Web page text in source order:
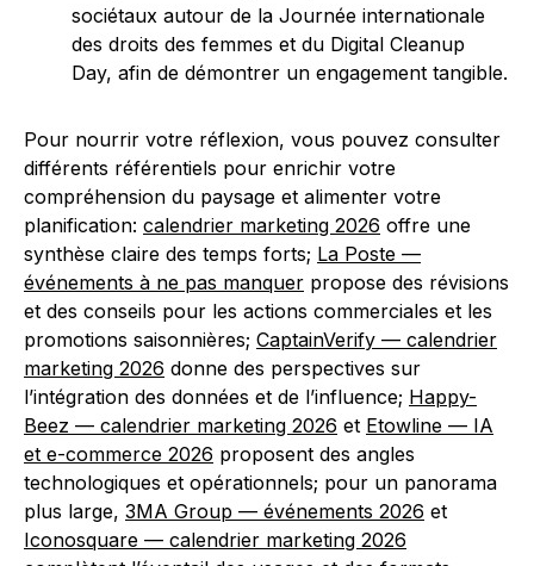
sociétaux autour de la Journée internationale
des droits des femmes et du Digital Cleanup
Day, afin de démontrer un engagement tangible.
Pour nourrir votre réflexion, vous pouvez consulter
différents référentiels pour enrichir votre
compréhension du paysage et alimenter votre
planification: calendrier marketing 2026 offre une
synthèse claire des temps forts; La Poste —
événements à ne pas manquer propose des révisions
et des conseils pour les actions commerciales et les
promotions saisonnières; CaptainVerify — calendrier
marketing 2026 donne des perspectives sur
l’intégration des données et de l’influence; Happy-
Beez — calendrier marketing 2026 et Etowline — IA
et e-commerce 2026 proposent des angles
technologiques et opérationnels; pour un panorama
plus large, 3MA Group — événements 2026 et
Iconosquare — calendrier marketing 2026